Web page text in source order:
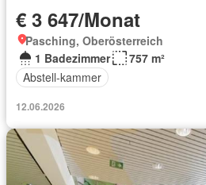
€ 3 647/Monat
Pasching, Oberösterreich
1 Badezimmer
757 m²
Abstell-kammer
12.06.2026